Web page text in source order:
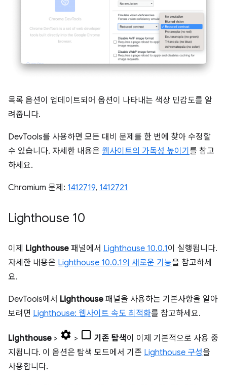
목록 옵션이 업데이트되어 옵션이 나타내는 색상 민감도를 알
려줍니다.
DevTools를 사용하면 모든 대비 문제를 한 번에 찾아 수정할
수 있습니다. 자세한 내용은 웹사이트의 가독성 높이기 를 참고
하세요.
Chromium 문제: 1412719, 1412721
Lighthouse 10
이제 Lighthouse 패널에서 Lighthouse 10.0.1이 실행됩니다.
자세한 내용은 Lighthouse 10.0.1의 새로운 기능을 참고하세
요.
DevTools에서 Lighthouse 패널을 사용하는 기본사항을 알아
보려면 Lighthouse: 웹사이트 속도 최적화를 참고하세요.
Lighthouse > > 기존 탐색이 이제 기본적으로 사용 중
지됩니다. 이 옵션은 탐색 모드에서 기존 Lighthouse 구성을
사용합니다.